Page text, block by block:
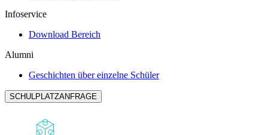
Infoservice
Download Bereich
Alumni
Geschichten über einzelne Schüler
SCHULPLATZANFRAGE